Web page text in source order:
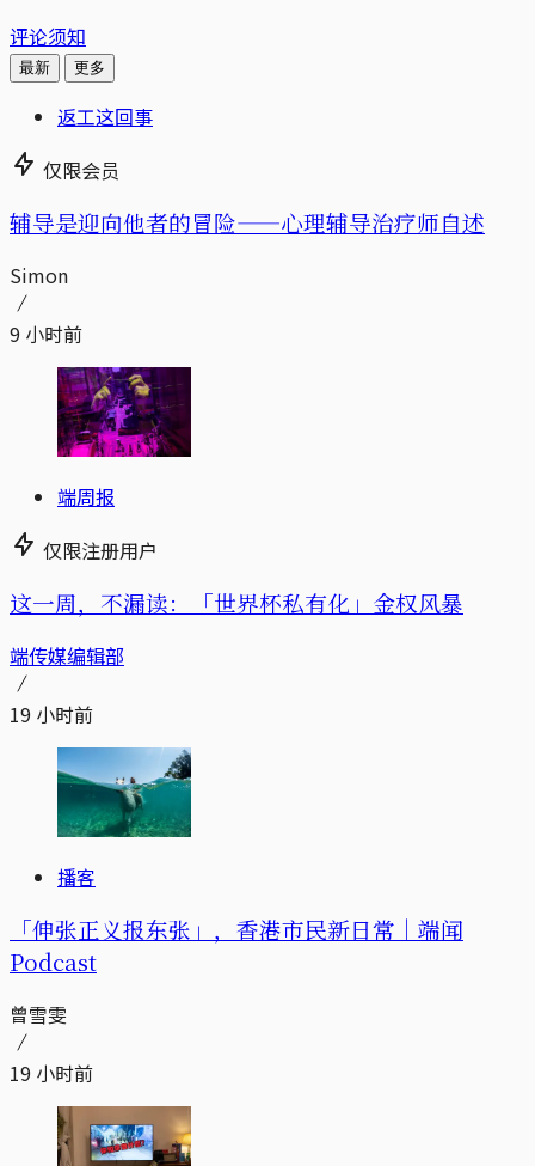
评论须知
最新 更多
返工这回事
仅限会员
辅导是迎向他者的冒险——心理辅导治疗师自述
Simon
9 小时前
端周报
仅限注册用户
这一周，不漏读：「世界杯私有化」金权风暴
端传媒编辑部
19 小时前
播客
「伸张正义报东张」，香港市民新日常｜端闻
Podcast
曾雪雯
19 小时前